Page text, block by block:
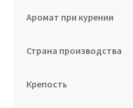
Аромат при курении
Страна производства
Крепость